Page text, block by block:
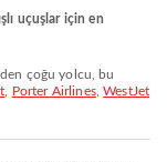
uçuşlar için en
Porter Airlines,WestJet